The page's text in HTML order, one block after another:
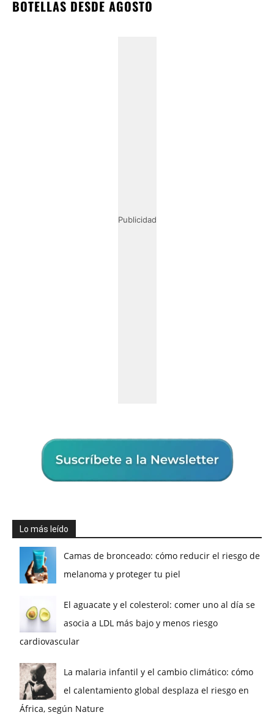
BOTELLAS DESDE AGOSTO
Publicidad
Lo más leído
Camas de bronceado: cómo reducir el riesgo de
melanoma y proteger tu piel
El aguacate y el colesterol: comer uno al día se
asocia a LDL más bajo y menos riesgo
cardiovascular
La malaria infantil y el cambio climático: cómo
el calentamiento global desplaza el riesgo en
África, según Nature